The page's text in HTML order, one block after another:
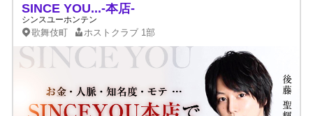
SINCE YOU...-本店-
シンスユーホンテン
歌舞伎町 ホストクラブ 1部